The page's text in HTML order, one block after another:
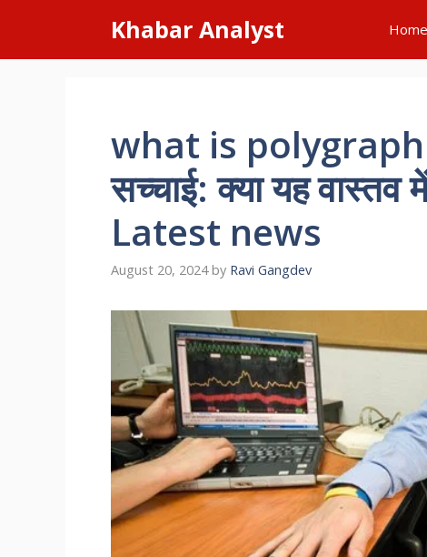
content
Khabar Analyst Home
what is polygraph
सच्चाई: क्या यह
Latest news
August 20, 2024 by Ravi Gangdev